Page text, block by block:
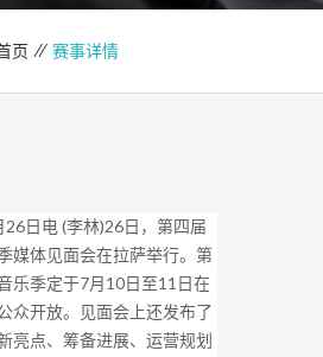
页 // 赛事详情
26日电 (李林)26日，第四届
媒体见面会在拉萨举行。第
乐季定于7月10日至11日在
众开放。见面会上还发布了
亮点、筹备进展、运营规划